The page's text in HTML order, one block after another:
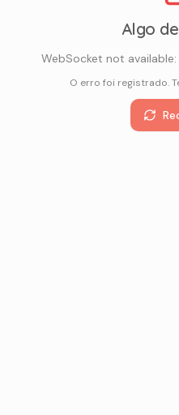
Algo
WebSocket not
O erro foi registrado.